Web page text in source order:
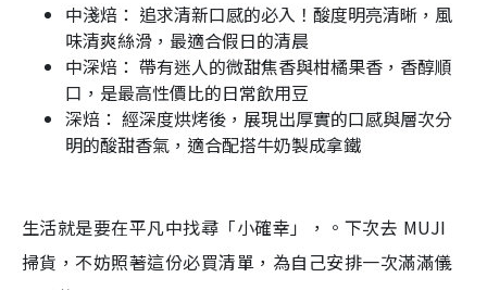
中淺焙： 追求清新口感的必入！酸度明亮清晰，風
味清爽絲滑，最適合假日的清晨
中深焙： 帶有迷人的微甜焦香與柑橘果香，香醇順
口，是最高性價比的日常飲用豆
深焙： 經深度烘烤後，展現出厚實的口感與層次分
明的酸甜香氣，適合配搭牛奶製成拿鐵
生活就是要在平凡中找尋「小確幸」，。下次去 MUJI
掃貨，不妨照著這份必買清單，為自己安排一次滿滿儀